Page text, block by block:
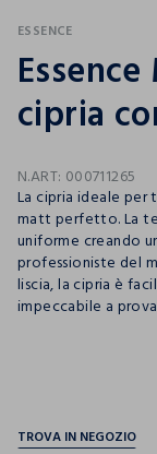
ESSENCE
cipria
N.ART: 000711265
La cipria ideale per
matt perfetto. La
uniforme creando
professioniste del
liscia, la cipria è
impeccabile a